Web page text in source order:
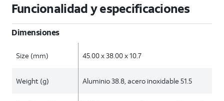
Funcionalidad y especificaciones
Dimensiones
Size (mm) 45.00 x 38.00 x 10.7
Weight (g) Aluminio 38.8, acero inoxidable 51.5